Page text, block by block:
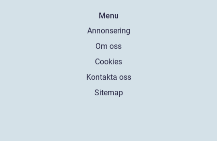
Menu
Annonsering
Om oss
Cookies
Kontakta oss
Sitemap